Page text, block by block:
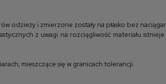
odzieży i zmierzone zostały na płasko bez
z uwagi na rozciągliwość materiału
mieszczące się w granicach tolerancji.